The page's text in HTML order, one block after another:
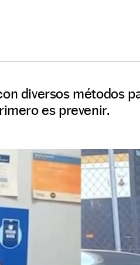
diversos métodos
es prevenir.